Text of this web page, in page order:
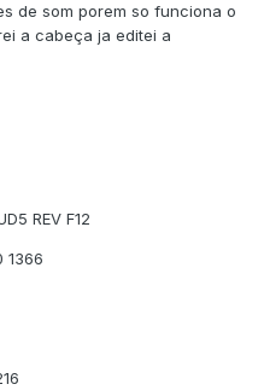
de som porem so funciona o
a cabeça ja editei a
REV F12
1366